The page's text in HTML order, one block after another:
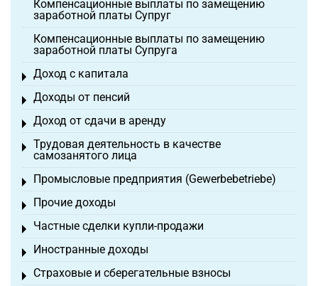
Компенсационные выплаты по замещению
заработной платы Супруг
Компенсационные выплаты по замещению
заработной платы Супруга
Доход с капитала
Toggle menu
Доходы от пенсий
Toggle menu
Доход от сдачи в аренду
Toggle menu
Трудовая деятельность в качестве
самозанятого лица
Toggle menu
Промысловые предприятия (Gewerbebetriebe)
Toggle menu
Прочие доходы
Toggle menu
Частные сделки купли-продажи
Toggle menu
Иностранные доходы
Toggle menu
Страховые и сберегательные взносы
Toggle menu